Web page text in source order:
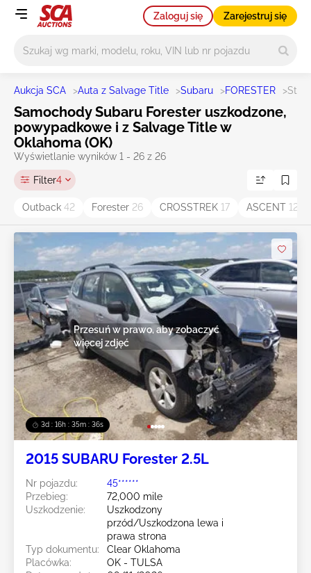
Zaloguj się Zarejestruj się
Aukcja SCA >Auta z Salvage Title >Subaru >FORESTER >
Samochody Subaru Forester uszkodzone,
powypadkowe i z Salvage Title w
Oklahoma (OK)
Wyświetlanie wyników 1 - 26 z 26
Filter4
Outback 42 Forester 26 CROSSTREK 17 ASCENT 12
3d : 16h : 35m : 33s
Przesuń w prawo, aby zobaczyć
więcej zdjęć
2015 SUBARU Forester 2.5L
Nr pojazdu:
45******
Przebieg:
72,000 mile
Uszkodzenie:
Uszkodzony
przód/Uszkodzona lewa i
prawa strona
Typ dokumentu:
Clear Oklahoma
Placówka:
OK - TULSA